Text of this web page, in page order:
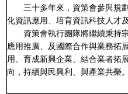
三十多年來，資策會參與規劃
化資訊應用、培育資訊科技人才
資策會執行團隊將繼續秉持宗
應用推廣、及國際合作與業務拓
用、育成新興企業、結合業者拓
向，持續與民興利、與產業共榮。